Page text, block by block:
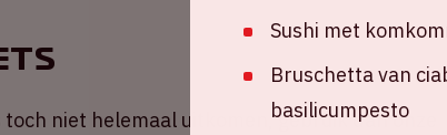
niet helemaal uitkomen, gebruik dan onze
Sushi met
Bruschetta van
basilicumpesto